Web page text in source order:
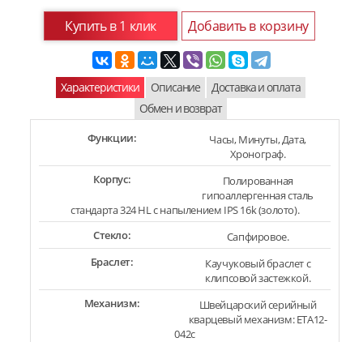
Купить в 1 клик Добавить в корзину
Характеристики Описание
Доставка и оплата
Обмен и возврат
Функции:
Часы, Минуты, Дата,
Хронограф.
Корпус:
Полированная
гипоаллергенная сталь
стандарта 324 HL с напылением IPS 16k (золото).
Стекло:
Сапфировое.
Браслет:
Каучуковый браслет с
клипсовой застежкой.
Механизм:
Швейцарский серийный
кварцевый механизм: ETA12-
042c